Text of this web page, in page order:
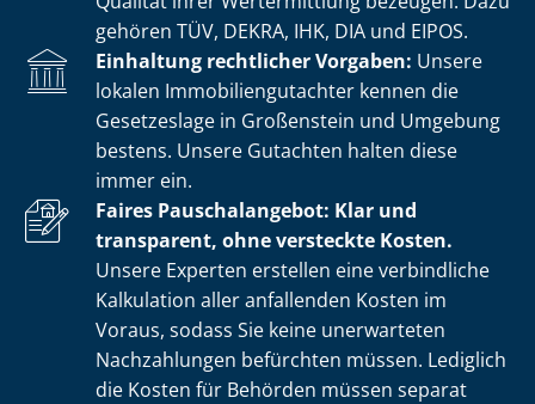
gehören TÜV, DEKRA, IHK, DIA und EIPOS.
Einhaltung rechtlicher Vorgaben: Unsere
lokalen Im­mo­bi­li­en­gut­ach­ter kennen die
Gesetzeslage in Großenstein und Umgebung
bestens. Unsere Gutachten halten diese
immer ein.
Faires Pauschalangebot: Klar und
transparent, ohne versteckte Kosten.
Unsere Experten erstellen eine verbindliche
Kalkulation aller anfallenden Kosten im
Voraus, sodass Sie keine unerwarteten
Nachzahlungen befürchten müssen. Lediglich
die Kosten für Behörden müssen separat